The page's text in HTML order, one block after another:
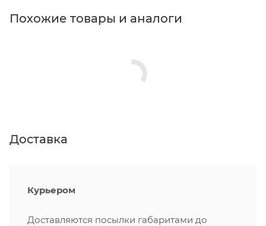
Похожие товары и аналоги
Доставка
Курьером
Доставляются посылки габаритами до